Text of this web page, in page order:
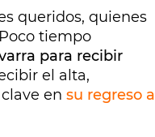
queridos, quienes
tiempo
para recibir
el alta,
en su regreso a